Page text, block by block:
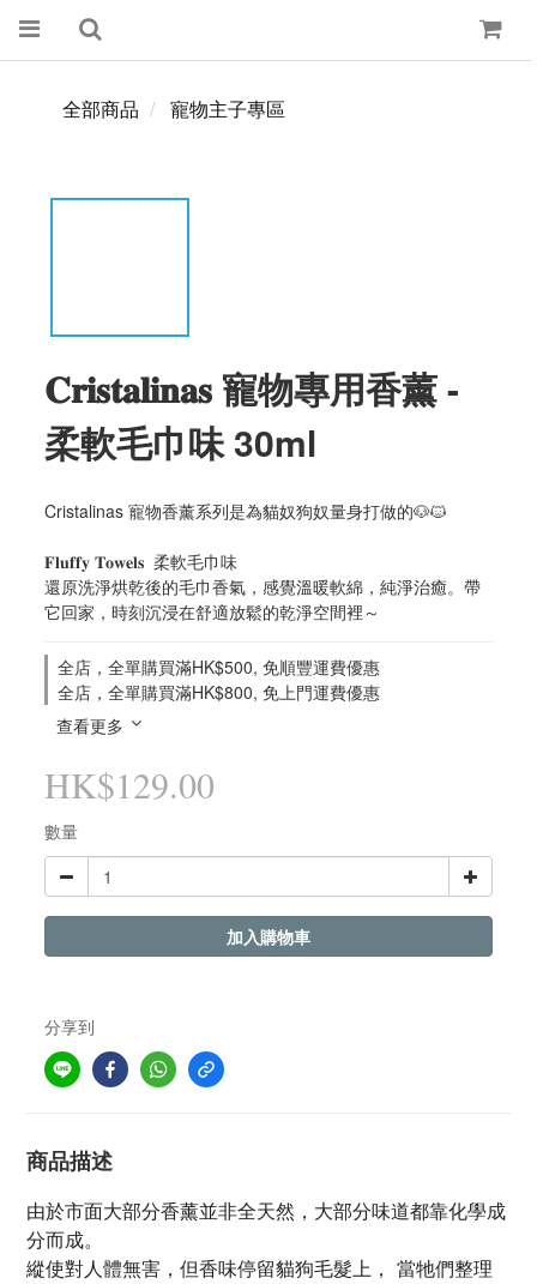
全部商品 寵物主子專區
𝐂𝐫𝐢𝐬𝐭𝐚𝐥𝐢𝐧𝐚𝐬 寵物專用香薰 -
柔軟毛巾味 30ml
Cristalinas 寵物香薰系列是為貓奴狗奴量身打做的🐶🐱
𝐅𝐥𝐮𝐟𝐟𝐲 𝐓𝐨𝐰𝐞𝐥𝐬  柔軟毛巾味
還原洗淨烘乾後的毛巾香氣，感覺溫暖軟綿，純淨治癒。帶
它回家，時刻沉浸在舒適放鬆的乾淨空間裡～
全店，全單購買滿HK$500, 免順豐運費優惠
全店，全單購買滿HK$800, 免上門運費優惠
查看更多
HK$129.00
數量
加入購物車
分享到
商品描述
由於市面大部分香薰並非全天然，大部分味道都靠化學成
分而成。
縱使對人體無害，但香味停留貓狗毛髮上， 當牠們整理